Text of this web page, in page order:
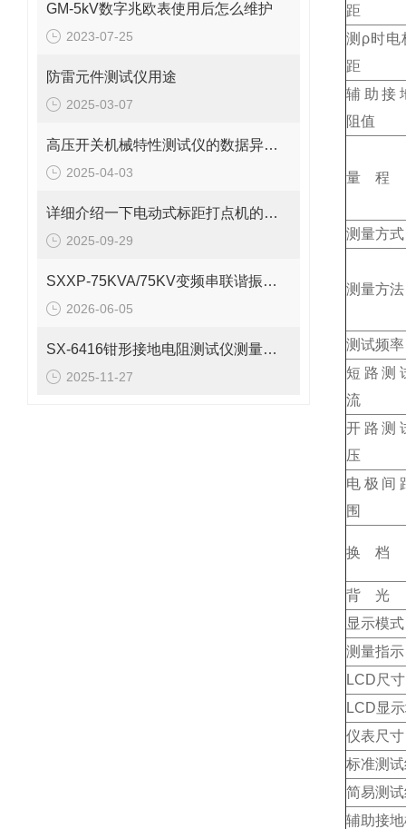
GM-5kV数字兆欧表使用后怎么维护
2023-07-25
防雷元件测试仪用途
2025-03-07
高压开关机械特性测试仪的数据异常怎么处理？
2025-04-03
详细介绍一下电动式标距打点机的操作规范
2025-09-29
SXXP-75KVA/75KV变频串联谐振试验装置工作原理及组成
2026-06-05
SX-6416钳形接地电阻测试仪测量原理
2025-11-27
距
测ρ时电
距
辅助接
阻值
量 程
测量方式
测量方法
测试频率
短路测
流
开路测
压
电极间
围
换 档
背 光
显示模式
测量指示
LCD尺寸
LCD显
仪表尺寸
标准测
简易测
辅助接